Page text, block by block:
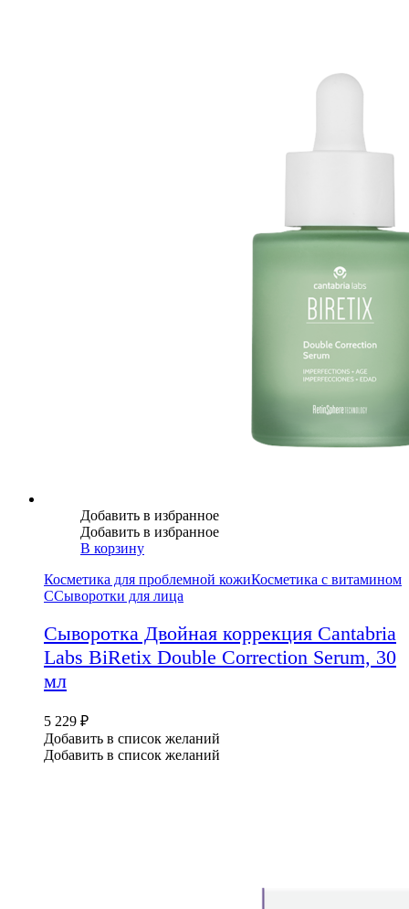
Добавить в избранное
Добавить в избранное
В корзину
Косметика для проблемной кожиКосметика с витамином
ССыворотки для лица
Сыворотка Двойная коррекция Cantabria
Labs BiRetix Double Correction Serum, 30
мл
5 229 ₽
Добавить в список желаний
Добавить в список желаний